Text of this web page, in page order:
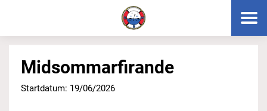
Midsommarfirande
Startdatum: 19/06/2026